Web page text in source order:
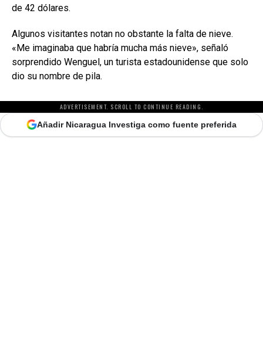
de 42 dólares.
Algunos visitantes notan no obstante la falta de nieve.
«Me imaginaba que habría mucha más nieve», señaló
sorprendido Wenguel, un turista estadounidense que solo
dio su nombre de pila.
ADVERTISEMENT. SCROLL TO CONTINUE READING.
Añadir Nicaragua Investiga como fuente preferida